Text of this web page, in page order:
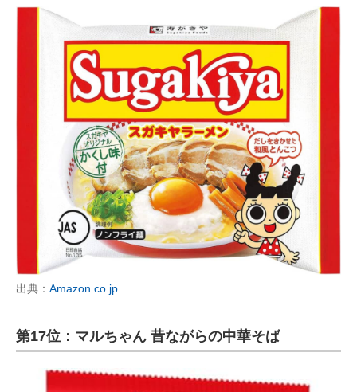
出典： Amazon.co.jp
第17位：マルちゃん 昔ながらの中華そば